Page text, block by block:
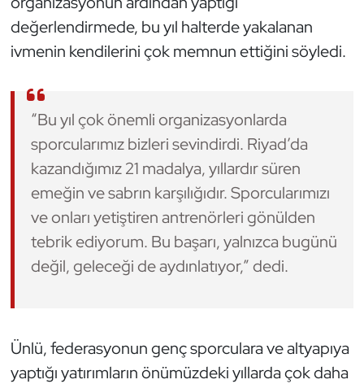
değerlendirmede, bu yıl halterde yakalanan
ivmenin kendilerini çok memnun ettiğini söyledi.
“Bu yıl çok önemli organizasyonlarda
sporcularımız bizleri sevindirdi. Riyad’da
kazandığımız 21 madalya, yıllardır süren
emeğin ve sabrın karşılığıdır. Sporcularımızı
ve onları yetiştiren antrenörleri gönülden
tebrik ediyorum. Bu başarı, yalnızca bugünü
değil, geleceği de aydınlatıyor,” dedi.
Ünlü, federasyonun genç sporculara ve altyapıya
yaptığı yatırımların önümüzdeki yıllarda çok daha
Tenis
Triatlon
Voleybol
Vücut Geliştirme Fitness
Wushu Kungfu
Yelken
Yüzme